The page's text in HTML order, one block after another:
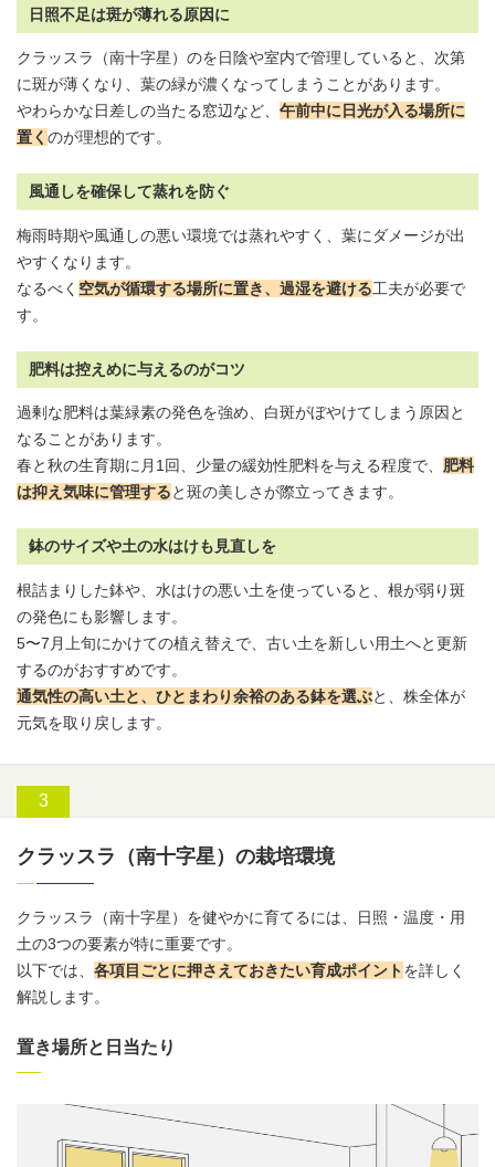
日照不足は斑が薄れる原因に
クラッスラ
（南十字星）のを日陰や室内で管理していると、次第
に斑が薄くなり、葉の緑が濃くなってしまうことがあります。
やわらかな日差しの当たる窓辺など、 午前中に日光が入る場所に
置く のが理想的です。
風通しを確保して蒸れを防ぐ
梅雨時期や風通しの悪い環境では蒸れやすく、葉にダメージが出
やすくなります。
なるべく 空気が循環する場所に置き、過湿を避ける工夫が必要で
す。
肥料は控えめに与えるのがコツ
過剰な肥料は葉緑素の発色を強め、白斑がぼやけてしまう原因と
なることがあります。
春と秋の生育期に月1回、少量の緩効性肥料を与える程度で、 肥料
は抑え気味に管理すると斑の美しさが際立ってきます。
鉢のサイズや土の水はけも見直しを
根詰まりした鉢や、水はけの悪い土を使っていると、根が弱り斑
の発色にも影響します。
5〜7月上旬にかけての植え替えで、古い土を新しい用土へと更新
するのがおすすめです。
通気性の高い土と、ひとまわり余裕のある鉢を選ぶと、株全体が
元気を取り戻します。
クラッスラ（南十字星）の栽培環境
クラッスラ （南十字星）を健やかに育てるには、日照・温度・ 用
土の3つの要素が特に重要です。
以下では、 各項目ごとに押さえておきたい育成ポイントを詳しく
解説します。
置き場所と日当たり